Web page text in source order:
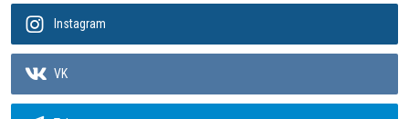
Instagram
VK